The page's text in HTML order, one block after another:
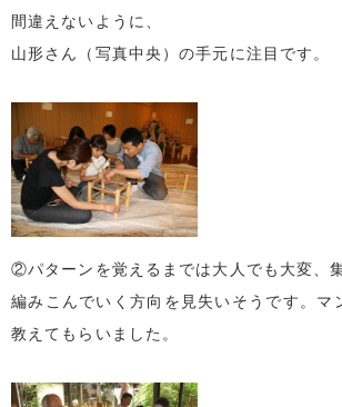
間違えないように、
山形さん（写真中央）の手元に注目です。
②パターンを覚えるまでは大人でも大変、
編みこんでいく方向を見失いそうです。マ
教えてもらいました。